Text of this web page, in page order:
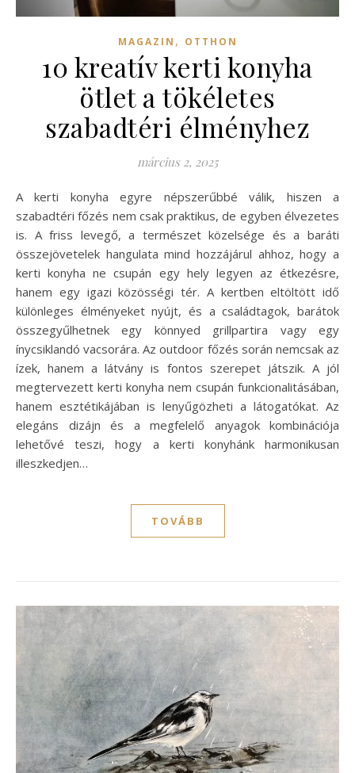
MAGAZIN , OTTHON
10 kreatív kerti konyha
ötlet a tökéletes
szabadtéri élményhez
március 2, 2025
A kerti konyha egyre népszerűbbé válik, hiszen a
szabadtéri főzés nem csak praktikus, de egyben élvezetes
is. A friss levegő, a természet közelsége és a baráti
összejövetelek hangulata mind hozzájárul ahhoz, hogy a
kerti konyha ne csupán egy hely legyen az étkezésre,
hanem egy igazi közösségi tér. A kertben eltöltött idő
különleges élményeket nyújt, és a családtagok, barátok
összegyűlhetnek egy könnyed grillpartira vagy egy
ínycsiklandó vacsorára. Az outdoor főzés során nemcsak az
ízek, hanem a látvány is fontos szerepet játszik. A jól
megtervezett kerti konyha nem csupán funkcionalitásában,
hanem esztétikájában is lenyűgözheti a látogatókat. Az
elegáns dizájn és a megfelelő anyagok kombinációja
lehetővé teszi, hogy a kerti konyhánk harmonikusan
illeszkedjen…
TOVÁBB